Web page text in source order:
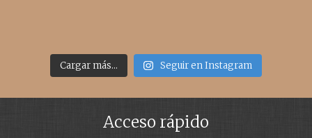
Cargar más... Seguir en Instagram
Acceso rápido